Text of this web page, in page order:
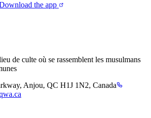
the app
de culte où se rassemblent les musulmans
Anjou, QC H1J 1N2, Canada